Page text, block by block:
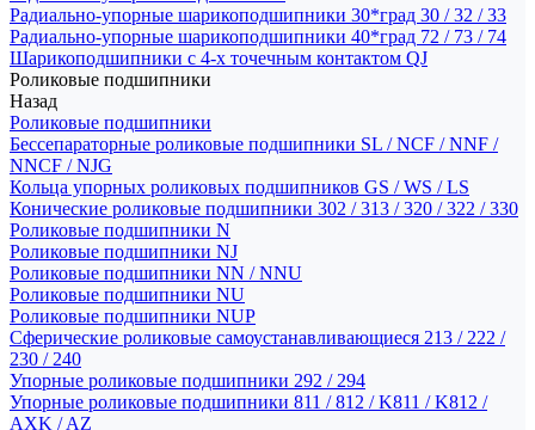
Радиально-упорные шарикоподшипники 30*град 30 / 32 / 33
Радиально-упорные шарикоподшипники 40*град 72 / 73 / 74
Шарикоподшипники с 4-х точечным контактом QJ
Роликовые подшипники
Назад
Роликовые подшипники
Бессепараторные роликовые подшипники SL / NCF / NNF /
NNCF / NJG
Кольца упорных роликовых подшипников GS / WS / LS
Конические роликовые подшипники 302 / 313 / 320 / 322 / 330
Роликовые подшипники N
Роликовые подшипники NJ
Роликовые подшипники NN / NNU
Роликовые подшипники NU
Роликовые подшипники NUP
Сферические роликовые самоустанавливающиеся 213 / 222 /
230 / 240
Упорные роликовые подшипники 292 / 294
Упорные роликовые подшипники 811 / 812 / K811 / K812 /
AXK / AZ